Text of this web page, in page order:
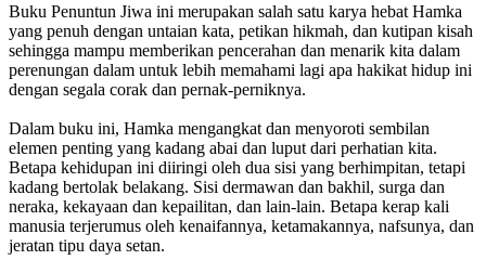
Buku Penuntun Jiwa ini merupakan salah satu karya hebat Hamka
yang penuh dengan untaian kata, petikan hikmah, dan kutipan kisah
sehingga mampu memberikan pencerahan dan menarik kita dalam
perenungan dalam untuk lebih memahami lagi apa hakikat hidup ini
dengan segala corak dan pernak-perniknya.
Dalam buku ini, Hamka mengangkat dan menyoroti sembilan
elemen penting yang kadang abai dan luput dari perhatian kita.
Betapa kehidupan ini diiringi oleh dua sisi yang berhimpitan, tetapi
kadang bertolak belakang. Sisi dermawan dan bakhil, surga dan
neraka, kekayaan dan kepailitan, dan lain-lain. Betapa kerap kali
manusia terjerumus oleh kenaifannya, ketamakannya, nafsunya, dan
jeratan tipu daya setan.